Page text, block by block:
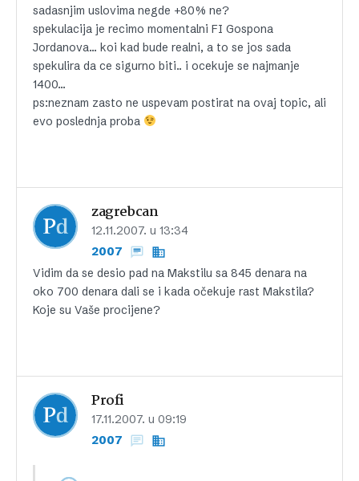
sadasnjim uslovima negde +80% ne?
spekulacija je recimo momentalni FI Gospona
Jordanova… koi kad bude realni, a to se jos sada
spekulira da ce sigurno biti.. i ocekuje se najmanje
1400…
ps:neznam zasto ne uspevam postirat na ovaj topic, ali
evo poslednja proba
zagrebcan
12.11.2007. u 13:34
2007
Vidim da se desio pad na Makstilu sa 845 denara na
oko 700 denara dali se i kada očekuje rast Makstila?
Koje su Vaše procijene?
Profi
17.11.2007. u 09:19
2007